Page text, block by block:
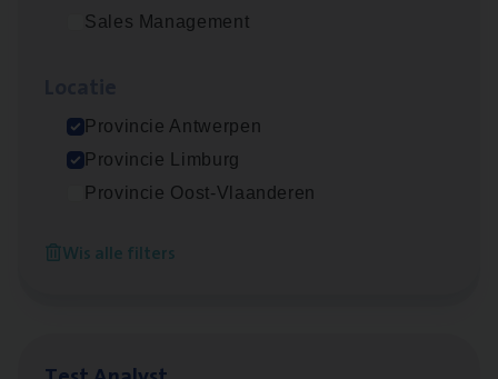
Sales Management
Provincie Antwerpen
Provincie Limburg
Provincie Oost-Vlaanderen
Wis alle filters
Busi­ness Mana­ger Mari­ne Cargo
Busi­ness Analyst
Antwerpen